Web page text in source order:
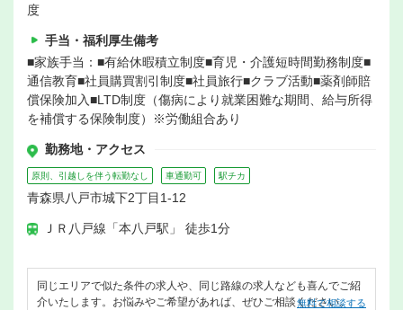
度
手当・福利厚生備考
■家族手当：■有給休暇積立制度■育児・介護短時間勤務制度■
通信教育■社員購買割引制度■社員旅行■クラブ活動■薬剤師賠
償保険加入■LTD制度（傷病により就業困難な期間、給与所得
を補償する保険制度）※労働組合あり
勤務地・アクセス
原則、引越しを伴う転勤なし 車通勤可 駅チカ
青森県八戸市城下2丁目1-12
ＪＲ八戸線「本八戸駅」 徒歩1分
同じエリアで似た条件の求人や、同じ路線の求人なども喜んでご紹
介いたします。お悩みやご希望があれば、ぜひご相談ください。
無料で相談する